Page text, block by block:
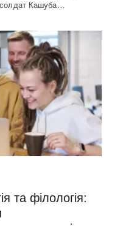
солдат Кашуба…
та філологія: